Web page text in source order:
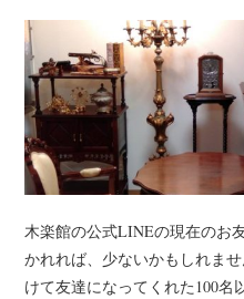
木楽館の公式LINEの現在のお
かれれば、少ないかもしれま
けて友達になってくれた100